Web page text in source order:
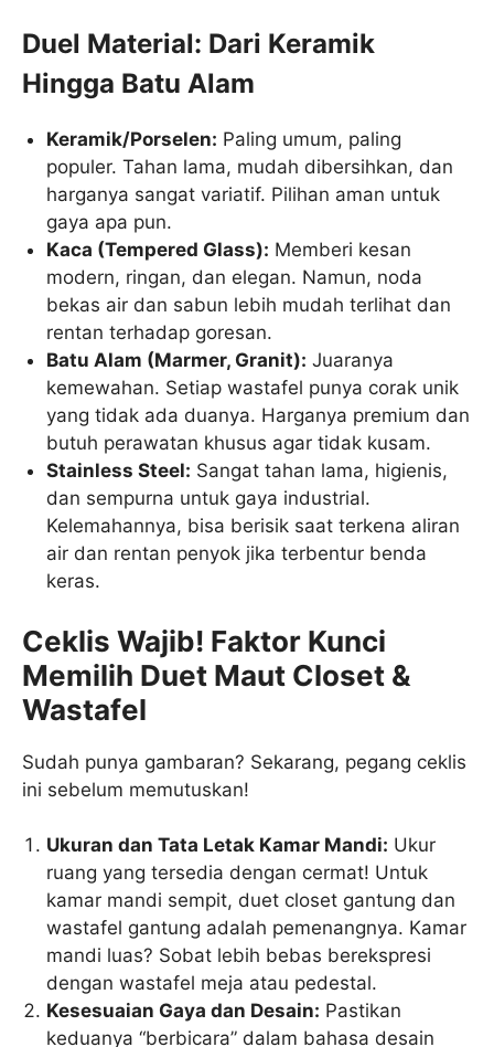
Duel Material: Dari Keramik
Hingga Batu Alam
Keramik/Porselen: Paling umum, paling
populer. Tahan lama, mudah dibersihkan, dan
harganya sangat variatif. Pilihan aman untuk
gaya apa pun.
Kaca (Tempered Glass): Memberi kesan
modern, ringan, dan elegan. Namun, noda
bekas air dan sabun lebih mudah terlihat dan
rentan terhadap goresan.
Batu Alam (Marmer, Granit): Juaranya
kemewahan. Setiap wastafel punya corak unik
yang tidak ada duanya. Harganya premium dan
butuh perawatan khusus agar tidak kusam.
Stainless Steel: Sangat tahan lama, higienis,
dan sempurna untuk gaya industrial.
Kelemahannya, bisa berisik saat terkena aliran
air dan rentan penyok jika terbentur benda
keras.
Ceklis Wajib! Faktor Kunci
Memilih Duet Maut Closet &
Wastafel
Sudah punya gambaran? Sekarang, pegang ceklis
ini sebelum memutuskan!
Ukuran dan Tata Letak Kamar Mandi: Ukur
ruang yang tersedia dengan cermat! Untuk
kamar mandi sempit, duet closet gantung dan
wastafel gantung adalah pemenangnya. Kamar
mandi luas? Sobat lebih bebas berekspresi
dengan wastafel meja atau pedestal.
Kesesuaian Gaya dan Desain: Pastikan
keduanya “berbicara” dalam bahasa desain